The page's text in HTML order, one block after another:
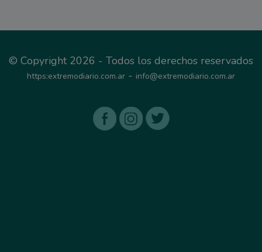
© Copyright 2026 - Todos los derechos reservados
https:extremodiario.com.ar - info@extremodiario.com.ar